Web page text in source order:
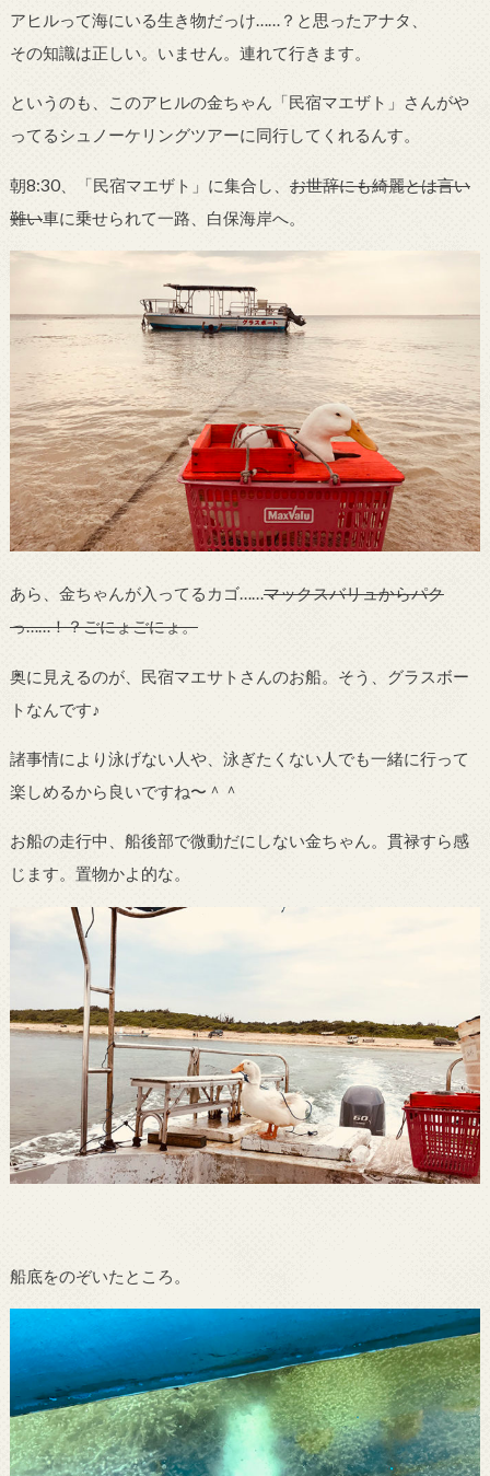
アヒルって海にいる生き物だっけ……？と思ったアナタ、
その知識は正しい。いません。連れて行きます。
というのも、このアヒルの金ちゃん「民宿マエザト」さんがや
ってるシュノーケリングツアーに同行してくれるんす。
朝8:30、「民宿マエザト」に集合し、 お世辞にも綺麗とは言い
難い車に乗せられて一路、白保海岸へ。
あら、金ちゃんが入ってるカゴ……マックスバリュからパク
っ……！？ごにょごにょ。
奥に見えるのが、民宿マエサトさんのお船。そう、グラスボー
トなんです♪
諸事情により泳げない人や、泳ぎたくない人でも一緒に行って
楽しめるから良いですね〜＾＾
お船の走行中、船後部で微動だにしない金ちゃん。貫禄すら感
じます。置物かよ的な。
船底をのぞいたところ。